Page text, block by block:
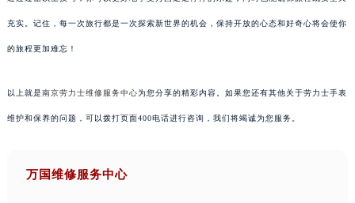
充实。记住，每一次旅行都是一次探索新世界的机会，保持开放的心态和好奇心将会使你
的旅程更加难忘！
以上就是南京劳力士维修服务中心为您分享的精彩内容。如果您还有其他关于劳力士手表
维护和保养的问题，可以拨打页面400电话进行咨询，我们将竭诚为您服务。
万国维修服务中心